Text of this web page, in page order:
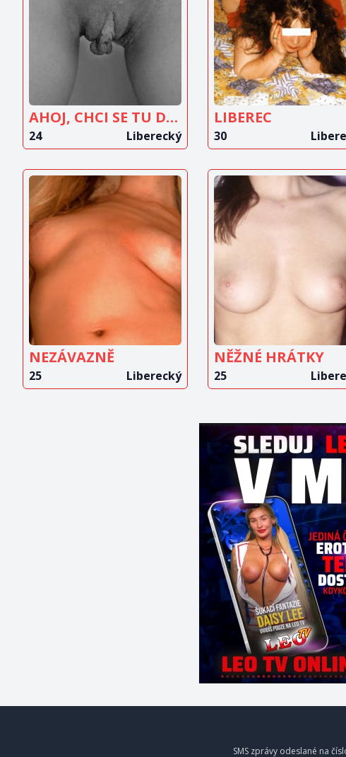
ZOBRAZIT
INZERÁT
AHOJ, CHCI SE TU DISKRÉTNĚ SEZNÁMIT
24 Liberecký
ZOBRAZIT
INZERÁT
LIBEREC
30
ZOBRAZIT
INZERÁT
NEZÁVAZNĚ
25 Liberecký
INZERÁT
NĚŽNÉ HRÁTKY
25
SMS zprávy odeslané na